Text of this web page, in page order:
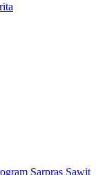
Sarpras Sawit